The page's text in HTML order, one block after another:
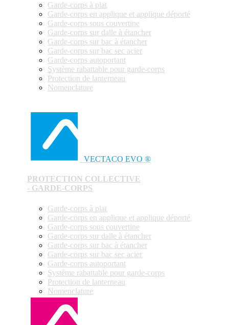
Garde-corps à plat
Garde-corps en applique et applique déporté
Garde-corps sous couvertine
Garde-corps sur dalle à étancher
Garde-corps sur bac à étancher
Garde-corps sur bac sec acier
Garde-corps autoportant
Système rabattable pour garde-corps
Protection de lanterneau
Nomenclature
VECTACO EVO ®
PROTECTION COLLECTIVE
- GARDE-CORPS
Garde-corps à plat
Garde-corps en applique et applique déporté
Garde-corps sous couvertine
Garde-corps sur dalle à étancher
Garde-corps sur bac à étancher
Garde-corps sur bac sec acier
Garde-corps autoportant
Système rabattable pour garde-corps
Protection de lanterneau
Nomenclature